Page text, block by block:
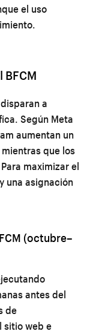
el uso
a
Según Meta
aumentan un
que los
maximizar el
una asignación
(octubre–
antes del
de
sitio web e